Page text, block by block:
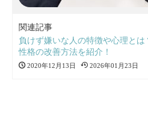
関連記事
負けず嫌いな人の特徴や心理とは
性格の改善方法を紹介！
2020年12月13日 2026年01月23日